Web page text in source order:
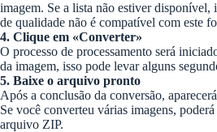
imagem. Se a lista não estiver disponível,
de qualidade não é compatível com este
4. Clique em «Converter»
O processo de processamento será
da imagem, isso pode levar alguns
5. Baixe o arquivo pronto
Após a conclusão da conversão,
Se você converteu várias imagens,
arquivo ZIP.